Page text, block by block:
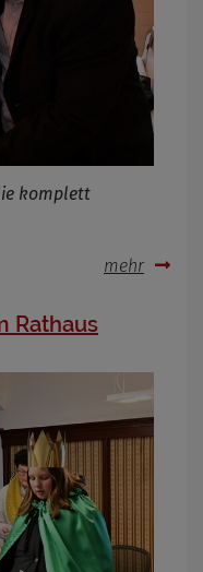
komplett
mehr
Rathaus